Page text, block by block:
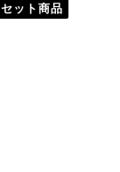
セット商品